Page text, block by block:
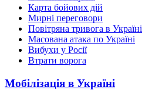
Карта бойових дій
Мирні переговори
Повітряна тривога в Україні
Масована атака по Україні
Вибухи у Росії
Втрати ворога
Мобілізація в Україні